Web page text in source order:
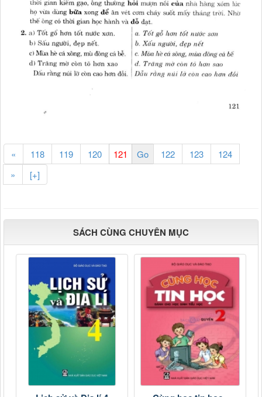
« 118 119 120 122 123
124
»
[+]
SÁCH CÙNG CHUYÊN MỤC